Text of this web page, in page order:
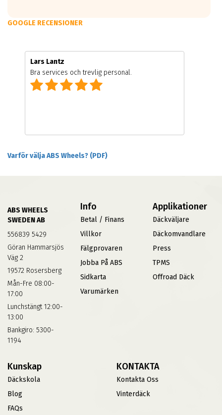
GOOGLE RECENSIONER
Lars Lantz
Bra services och trevlig personal.
Varför välja ABS Wheels? (PDF)
ABS WHEELS
SWEDEN AB
556839 5429
Göran Hammarsjös
Väg 2
19572 Rosersberg
Mån-Fre 08:00-
17:00
Lunchstängt 12:00-
13:00
Bankgiro: 5300-
1194
Info
Betal / Finans
Villkor
Fälgprovaren
Jobba På ABS
Sidkarta
Varumärken
Applikationer
Däckväljare
Däckomvandlare
Press
TPMS
Offroad Däck
Kunskap
Däckskola
Blog
FAQs
KONTAKTA
Kontakta Oss
Vinterdäck